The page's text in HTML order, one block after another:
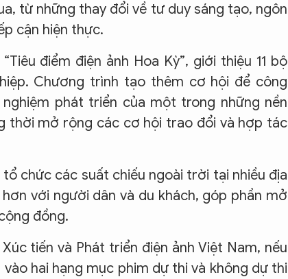
từ những thay đổi về tư duy sáng tạo, ngôn
cận hiện thực.
điểm điện ảnh Hoa Kỳ”, giới thiệu 11 bộ
Chương trình tạo thêm cơ hội để công
phát triển của một trong những nền
thời mở rộng các cơ hội trao đổi và hợp tác
chức các suất chiếu ngoài trời tại nhiều địa
với người dân và du khách, góp phần mở
đồng.
tiến và Phát triển điện ảnh Việt Nam, nếu
hai hạng mục phim dự thi và không dự thi